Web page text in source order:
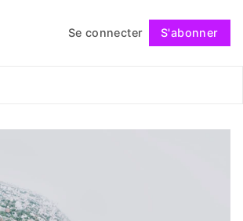
Se connecter S'abonner
Suivre